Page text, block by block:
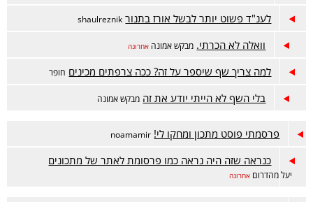
לענ"ד פשוט יותר לבשל אורז בתנור shaulreznik
וואלה לא הכרתי. מבקש אמונה אחרונה
למה צריך שף שיספר על זה? ככה צרפתים מכינים חופר
בלי השף לא הייתי יודע את זה מבקש אמונה
פרסמתי פוסט מתכון ומחקו לי! noamamir
כנראה שזה היה נראה כמו פרסומת לאתר של מתכונים
יעל מהדרום אחרונה